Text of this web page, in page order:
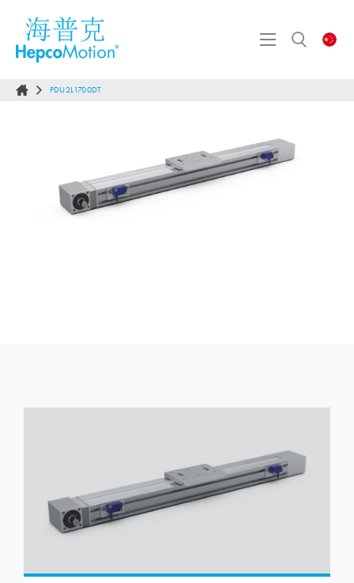
PDU2L1700DT